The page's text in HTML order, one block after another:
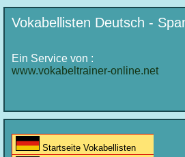
Vokabellisten Deutsch -
Ein Service von :
www.vokabeltrainer-online.net
Startseite Vokabellisten